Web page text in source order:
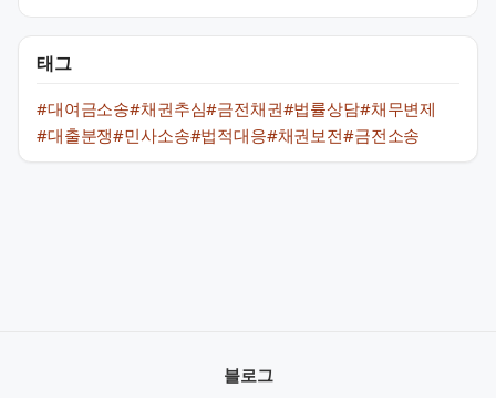
태그
#대여금소송#채권추심#금전채권#법률상담#채무변제
#대출분쟁#민사소송#법적대응#채권보전#금전소송
블로그